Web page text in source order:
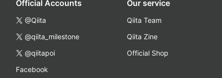
Official Accounts
@Qiita
@qiita_milestone
@qiitapoi
Facebook
Our service
Qiita Team
Qiita Zine
Official Shop